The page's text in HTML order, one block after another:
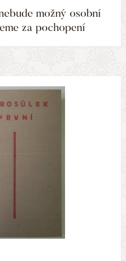
možný osobní
za pochopení